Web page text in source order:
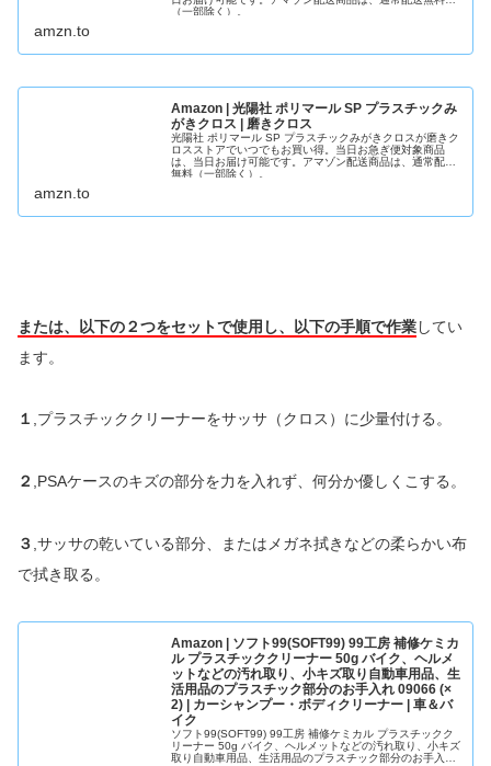
（一部除く）。
amzn.to
Amazon | 光陽社 ポリマール SP プラスチックみ
がきクロス | 磨きクロス
光陽社 ポリマール SP プラスチックみがきクロスが磨きク
ロスストアでいつでもお買い得。当日お急ぎ便対象商品
は、当日お届け可能です。アマゾン配送商品は、通常配送
無料（一部除く）。
amzn.to
または、以下の２つをセットで使用し、以下の手順で作業してい
ます。
１ ,プラスチッククリーナーをサッサ（クロス）に少量付ける。
２ ,PSAケースのキズの部分を力を入れず、何分か優しくこする。
３ ,サッサの乾いている部分、またはメガネ拭きなどの柔らかい布
で拭き取る。
Amazon | ソフト99(SOFT99) 99工房 補修ケミカ
ル プラスチッククリーナー 50g バイク、ヘルメ
ットなどの汚れ取り、小キズ取り自動車用品、生
活用品のプラスチック部分のお手入れ 09066 (×
2) | カーシャンプー・ボディクリーナー | 車＆バ
イク
ソフト99(SOFT99) 99工房 補修ケミカル プラスチックク
リーナー 50g バイク、ヘルメットなどの汚れ取り、小キズ
取り自動車用品、生活用品のプラスチック部分のお手入れ